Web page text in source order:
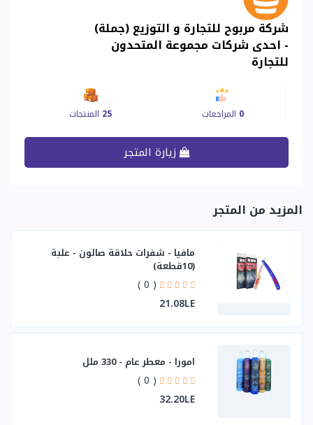
شركة مربوح للتجارة و التوزيع (جملة)
- احدى شركات مجموعة المتحدون
للتجارة
0 المراجعات 25 المنتجات
زيارة المتجر
المزيد من المتجر
مافيا - شفرات حلاقة صالون - علبة
(10قطعة)
( 0 )
21.08LE
امورا - معطر عام - 330 ملل
( 0 )
32.20LE